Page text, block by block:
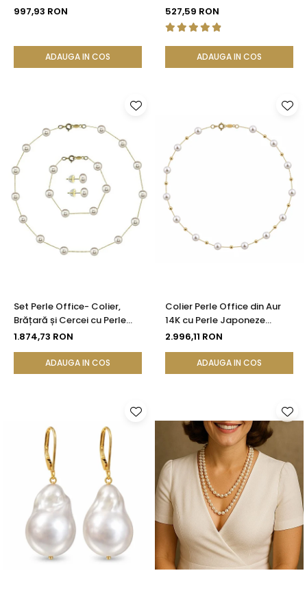
Aur 14K | KASKADDA®
997,93 RON
ADAUGA IN COS
Calitatea AAA | KASKADDA®
527,59 RON
ADAUGA IN COS
Set Perle Office- Colier,
Brățară și Cercei cu Perle
Naturale Albe 4-5 mm, Aur
KASKADDA®
1.874,73 RON
ADAUGA IN COS
Colier Perle Office din Aur
14K cu Perle Japoneze
Akoya 5,5 mm și Bile de Aur |
2.996,11 RON
ADAUGA IN COS